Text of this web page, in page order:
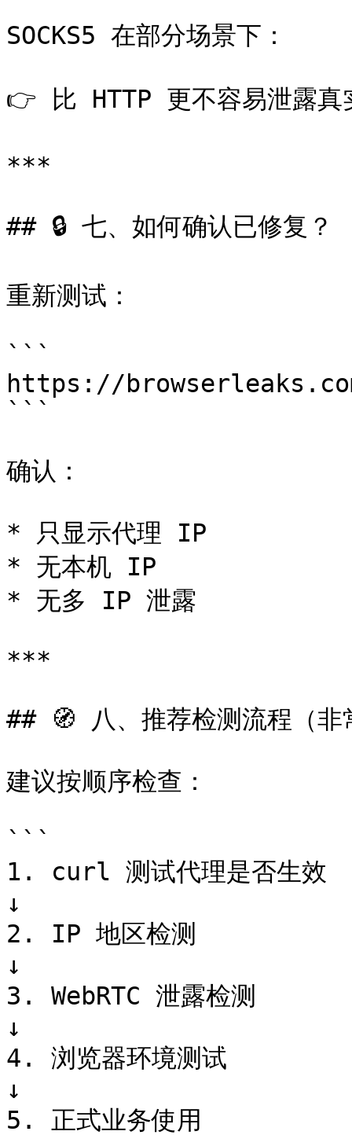
SOCKS5 在部分场景下：
👉 比 HTTP 更不容易泄露
***
## 🔒 七、如何确认已修复？
重新测试：
```
https://
```
确认：
* 只显示代理 IP
* 无本机 IP
* 无多 IP 泄露
***
## 🧭 八、推荐检测流程（非
建议按顺序检查：
```
1. curl 测试代理是否生效
↓
2. IP 地区检测
↓
3. WebRTC 泄露检测
↓
4. 浏览器环境测试
↓
5. 正式业务使用